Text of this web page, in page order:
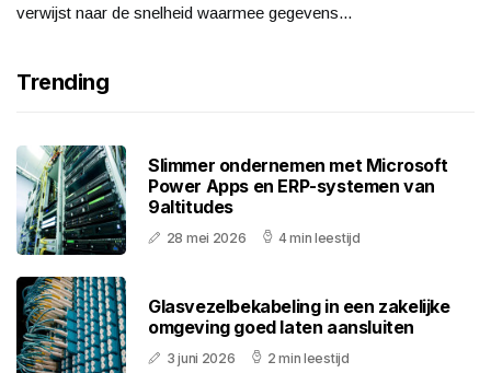
verwijst naar de snelheid waarmee gegevens...
Trending
Slimmer ondernemen met Microsoft
Power Apps en ERP-systemen van
9altitudes
28 mei 2026 4 min leestijd
Glasvezelbekabeling in een zakelijke
omgeving goed laten aansluiten
3 juni 2026 2 min leestijd